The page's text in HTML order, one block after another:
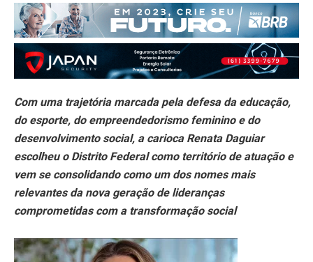
Com uma trajetória marcada pela defesa da educação,
do esporte, do empreendedorismo feminino e do
desenvolvimento social, a carioca Renata Daguiar
escolheu o Distrito Federal como território de atuação e
vem se consolidando como um dos nomes mais
relevantes da nova geração de lideranças
comprometidas com a transformação social